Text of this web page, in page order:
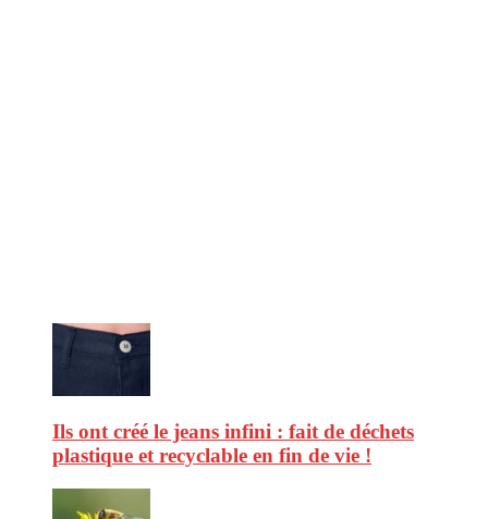
Ils ont créé le jeans infini : fait de déchets
plastique et recyclable en fin de vie !